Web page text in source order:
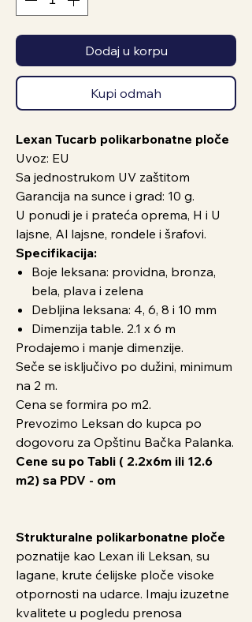
Dodaj u korpu
Kupi odmah
Lexan Tucarb polikarbonatne ploče
Uvoz: EU
Sa jednostrukom UV zaštitom
Garancija na sunce i grad: 10 g.
U ponudi je i prateća oprema, H i U
lajsne, Al lajsne, rondele i šrafovi.
Specifikacija:
Boje leksana: providna, bronza,
bela, plava i zelena
Debljina leksana: 4, 6, 8 i 10 mm
Dimenzija table. 2.1 x 6 m
Prodajemo i manje dimenzije.
Seče se isključivo po dužini, minimum
na 2 m.
Cena se formira po m2.
Prevozimo Leksan do kupca po
dogovoru za Opštinu Bačka Palanka.
Cene su po Tabli ( 2.2x6m ili 12.6
m2) sa PDV - om
Strukturalne polikarbonatne ploče
poznatije kao Lexan ili Leksan, su
lagane, krute ćelijske ploče visoke
otpornosti na udarce. Imaju izuzetne
kvalitete u pogledu prenosa